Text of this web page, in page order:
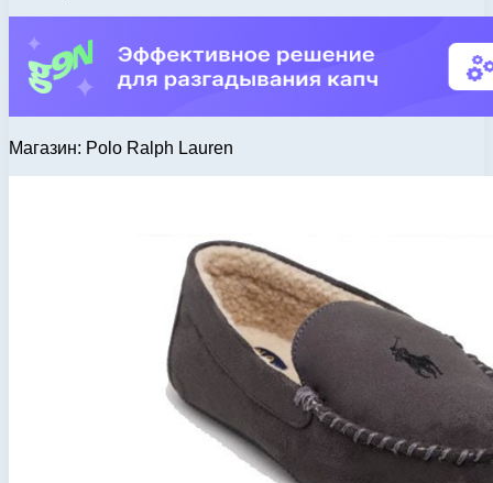
Магазин: Polo Ralph Lauren